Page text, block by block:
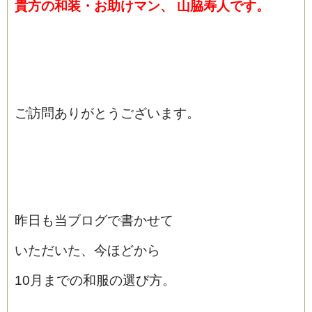
貴方の和装・お助けマン、 山脇寿人です。
ご訪問ありがとうございます。
昨日も当ブログで書かせて
いただいた、今ほどから
10月までの和服の選び方。